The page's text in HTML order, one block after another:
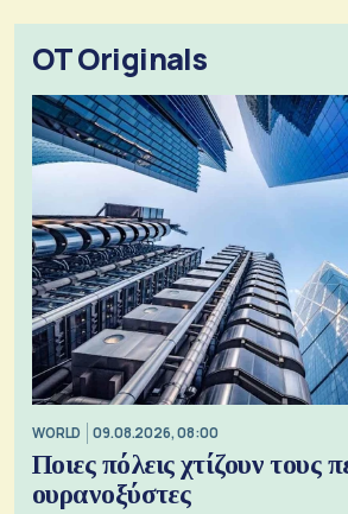
OT Originals
WORLD 09.08.2026, 08:00
Ποιες πόλεις χτίζουν τους
ουρανοξύστες